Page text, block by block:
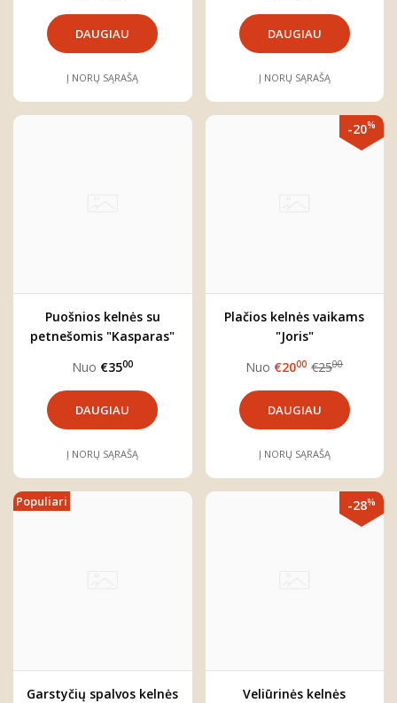
DAUGIAU
Į NORŲ SĄRAŠĄ
DAUGIAU
Į NORŲ SĄRAŠĄ
Puošnios kelnės su
petnešomis "Kasparas"
Nuo €3500
DAUGIAU
Į NORŲ SĄRAŠĄ
-20%
Plačios kelnės vaikams
"Joris"
Nuo €2000 €2500
DAUGIAU
Į NORŲ SĄRAŠĄ
Populiari
Garstyčių spalvos kelnės
-28%
Veliūrinės kelnės